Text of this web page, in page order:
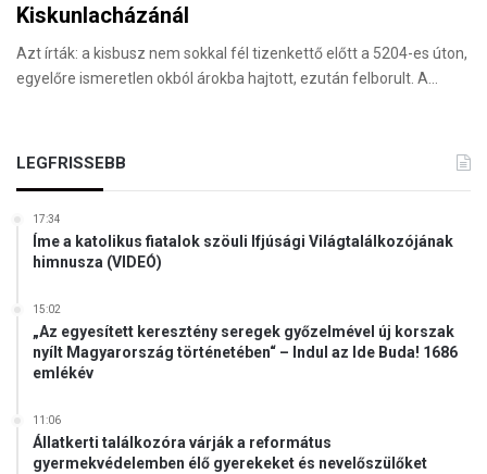
Kiskunlacházánál
Azt írták: a kisbusz nem sokkal fél tizenkettő előtt a 5204-es úton,
egyelőre ismeretlen okból árokba hajtott, ezután felborult. A…
LEGFRISSEBB
17:34
Íme a katolikus fiatalok szöuli Ifjúsági Világtalálkozójának
himnusza (VIDEÓ)
15:02
„Az egyesített keresztény seregek győzelmével új korszak
nyílt Magyarország történetében“ – Indul az Ide Buda! 1686
emlékév
11:06
Állatkerti találkozóra várják a református
gyermekvédelemben élő gyerekeket és nevelőszülőket